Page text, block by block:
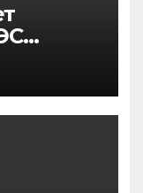
это